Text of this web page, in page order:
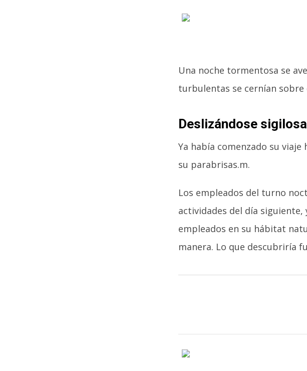
Una noche tormentosa se
turbulentas se cernían
Deslizándose
Ya había comenzado su
su parabrisas.m.
Los empleados del turno
actividades del día siguiente,
empleados en su hábitat
manera. Lo que descubriría